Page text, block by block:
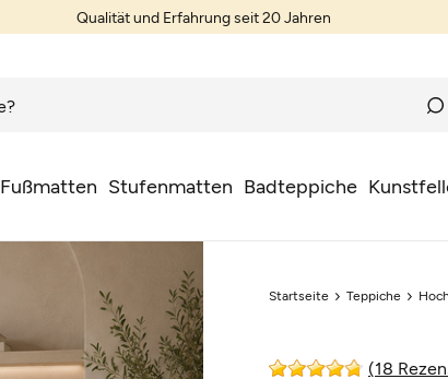
Qualität und Erfahrung seit 20 Jahren
Fußmatten Stufenmatten Badteppiche
Startseite Teppiche
(18